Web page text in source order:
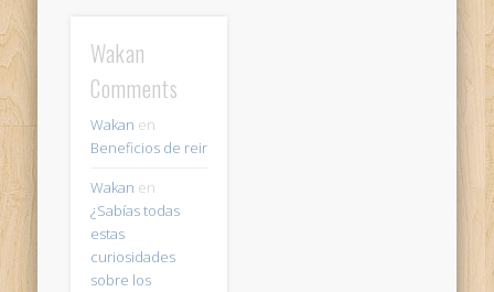
Wakan
Comments
Wakan en
Beneficios de reir
Wakan en
¿Sabías todas
estas
curiosidades
sobre los